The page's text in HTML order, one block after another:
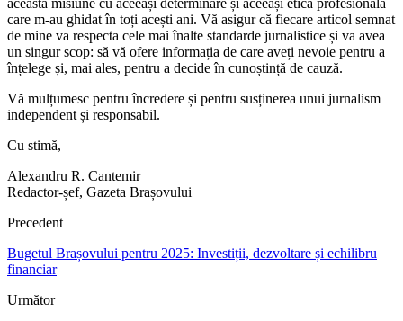
care m-au ghidat în toți acești ani. Vă asigur că fiecare articol semnat
de mine va respecta cele mai înalte standarde jurnalistice și va avea
un singur scop: să vă ofere informația de care aveți nevoie pentru a
înțelege și, mai ales, pentru a decide în cunoștință de cauză.
Vă mulțumesc pentru încredere și pentru susținerea unui jurnalism
independent și responsabil.
Cu stimă,
Alexandru R. Cantemir
Redactor-șef, Gazeta Brașovului
Precedent
Bugetul Brașovului pentru 2025: Investiții, dezvoltare și echilibru
financiar
Următor